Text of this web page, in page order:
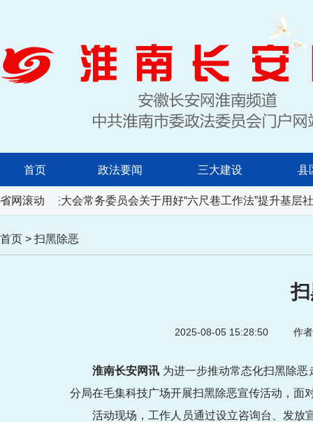
首页 政法要闻 三大建设 县
省网滚动
人民代表大会常务委员会关于用好“六尺巷工作法”提升基层社
首页 > 扫黑除恶
2025-08-05 15:28:50 作
淮南长安网讯 为进一步推动常态化扫黑除
分局在毛集科技广场开展扫黑除恶宣传活动，面
活动现场，工作人员通过设立咨询台、发放